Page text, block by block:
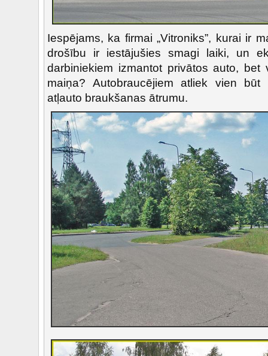
Iespējams, ka firmai „Vitroniks”, kurai ir
drošību ir iestājušies smagi laiki, un
darbiniekiem izmantot privātos auto,
maiņa? Autobraucējiem atliek vien būt
atļauto braukšanas ātrumu.